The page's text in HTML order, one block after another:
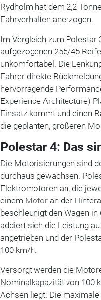
Rydholm hat dem 2,2
Fahrverhalten anerzogen.
Im Vergleich zum Polestar
aufgezogenen 255/45
unkomfortabel. Die
Fahrer direkte
hervorragende
Experience Architecture)
Einsatz kommt und einen
die geplanten, größeren
Polestar 4: Das
Die Motorisierungen sind
durchaus gewachsen.
Elektromotoren an, die
einem Motor an der
beschleunigt den Wagen
addiert sich die Leistung
angetrieben und der
100 km/h.
Versorgt werden die
Nominalkapazität von 100
Achsen liegt. Die